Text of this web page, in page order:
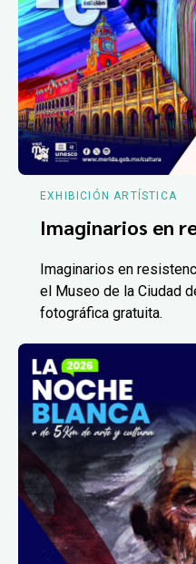
EXHIBICIÓN ARTÍSTICA
Imaginarios en
Imaginarios en
el Museo de la Ciudad
fotográfica gratuita.